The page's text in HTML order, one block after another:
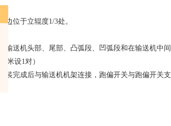
位于立辊度1/3处。
输送机头部、尾部、凸弧段、凹弧段和在输送机中间
米设1对）
装完成后与输送机机架连接，跑偏开关与跑偏开关支